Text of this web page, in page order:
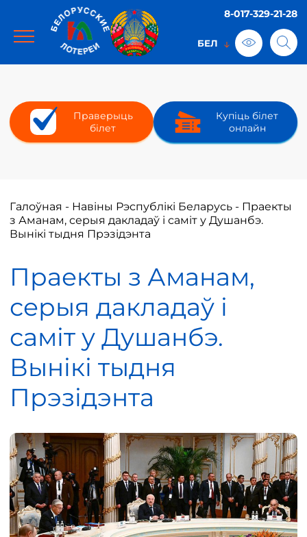
8-017-329-21-28
Праверыць
білет
Купіць білет
онлайн
Галоўная - Навіны Рэспублікі Беларусь - Праекты
з Аманам, серыя дакладаў і саміт у Душанбэ.
Вынікі тыдня Прэзідэнта
Праекты з Аманам,
серыя дакладаў і
саміт у Душанбэ.
Вынікі тыдня
Прэзідэнта